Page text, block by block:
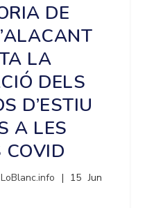
DE
LA
DELS
D’ESTIU
A LES
COVID
| 15 Jun